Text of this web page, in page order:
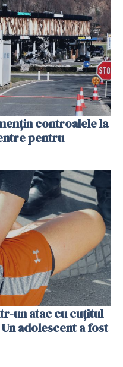
controalele la
pentru
un atac cu cuțitul
adolescent a fost